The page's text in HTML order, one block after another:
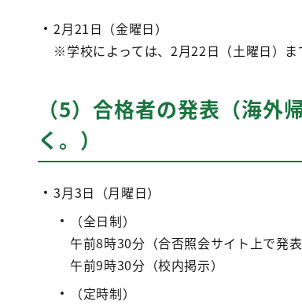
2月21日（金曜日）
※学校によっては、2月22日（土曜日）ま
（5）合格者の発表（海
く。）
3月3日（月曜日）
（全日制）
午前8時30分（合否照会サイト上で発表
午前9時30分（校内掲示）
（定時制）